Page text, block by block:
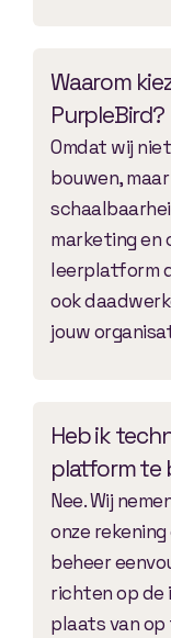
Waarom
PurpleBird?
Omdat wij
bouwen,
marketing en
leerplatform
ook
jouw
Heb ik
platform te
Nee. Wij
onze
beheer
richten op de
plaats van op